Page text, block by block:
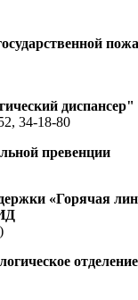
диспансер"
34-18-80
превенции
«Горячая